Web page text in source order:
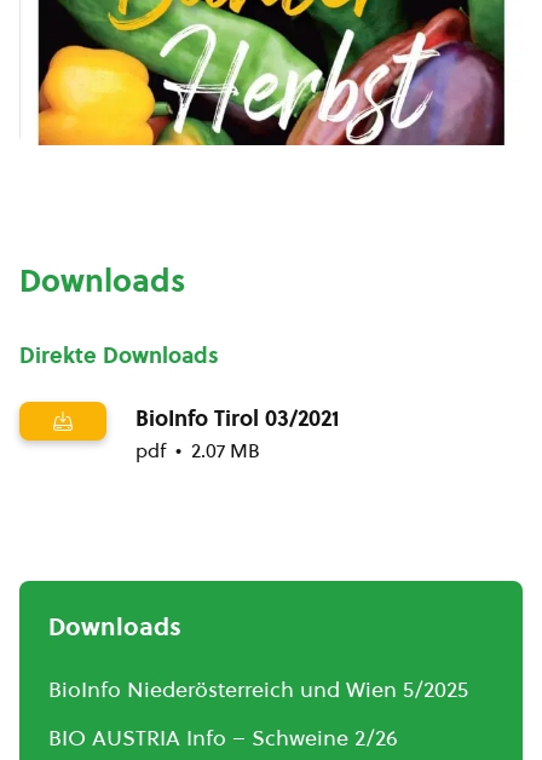
Downloads
Direkte Downloads
BioInfo Tirol 03/2021
pdf 2.07 MB
Downloads
BioInfo Niederösterreich und Wien 5/2025
BIO AUSTRIA Info – Schweine 2/26